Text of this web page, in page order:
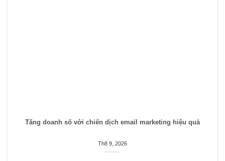
Tăng doanh số với chiến dịch email marketing hiệu quả
Th8 9, 2026